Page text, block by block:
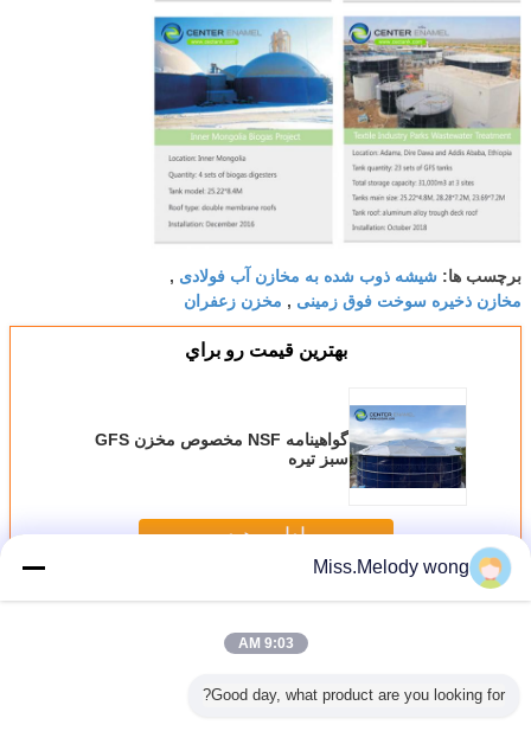
برچسب ها: شیشه ذوب شده به مخازن آب فولادی ,
مخازن ذخیره سوخت فوق زمینی , مخزن زعفران
بهترين قيمت رو براي
گواهینامه NSF مخصوص مخزن GFS
سبز تیره
ادامه هید
بیششیشه ای که به مخازن فولادی تبدیل شده است
Miss.Melody wong
9:03 AM
Good day, what product are you looking for?